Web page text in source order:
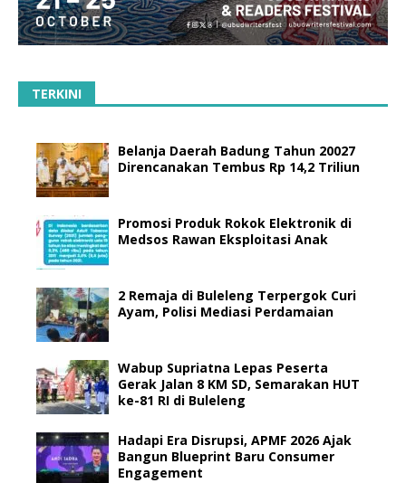
TERKINI
Belanja Daerah Badung Tahun 20027
Direncanakan Tembus Rp 14,2 Triliun
Promosi Produk Rokok Elektronik di
Medsos Rawan Eksploitasi Anak
2 Remaja di Buleleng Terpergok Curi
Ayam, Polisi Mediasi Perdamaian
Wabup Supriatna Lepas Peserta
Gerak Jalan 8 KM SD, Semarakan HUT
ke-81 RI di Buleleng
Hadapi Era Disrupsi, APMF 2026 Ajak
Bangun Blueprint Baru Consumer
Engagement